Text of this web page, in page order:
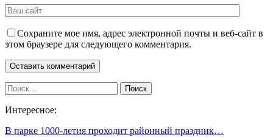
Сохраните мое имя, адрес электронной почты и веб-сайт в
этом браузере для следующего комментария.
Интересное:
В парке 1000-летия проходит районный праздник…